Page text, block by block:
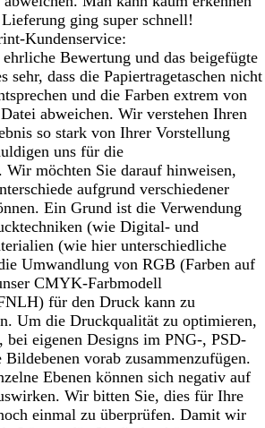
ging super schnell!
Kundenservice:
Bewertung und das beigefügte
sehr, dass die Papiertragetaschen nicht
und die Farben extrem von
abweichen. Wir verstehen Ihren
so stark von Ihrer Vorstellung
uns für die
Wir möchten Sie darauf hinweisen,
aufgrund verschiedener
Ein Grund ist die Verwendung
(wie Digital- und
(wie hier unterschiedliche
Umwandlung von RGB (Farben auf
CMYK-Farbmodell
für den Druck kann zu
Um die Druckqualität zu optimieren,
bei eigenen Designs im PNG-, PSD-
vorab zusammenzufügen.
Ebenen können sich negativ auf
Wir bitten Sie, dies für Ihre
einmal zu überprüfen. Damit wir